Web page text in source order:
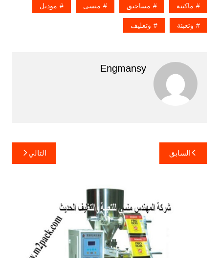
ماكينة مساحيق منسى موديل
وتعبئة وتغليف
Engmansy
تصفّح
المقالات
السابق التالي